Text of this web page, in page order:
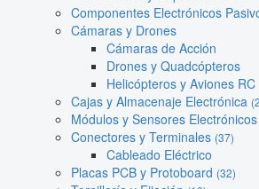
Componentes Electrónicos
Cámaras y Drones
Cámaras de Acción
Drones y Quadcópteros
Helicópteros y Aviones RC
Cajas y Almacenaje Electrónica
Módulos y Sensores Electrónicos
Conectores y Terminales (37)
Cableado Eléctrico
Placas PCB y Protoboard (32)